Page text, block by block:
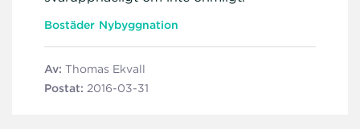
Bostäder Nybyggnation
Av: Thomas Ekvall
Postat: 2016-03-31